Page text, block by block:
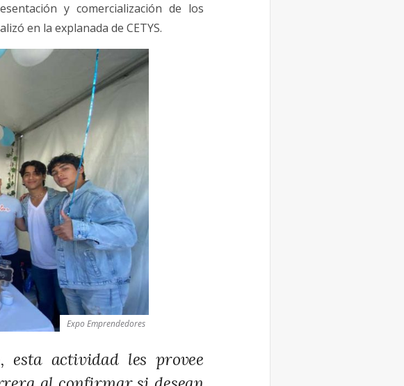
y comercialización de los
en la explanada de CETYS.
Expo Emprendedores
esta actividad les provee